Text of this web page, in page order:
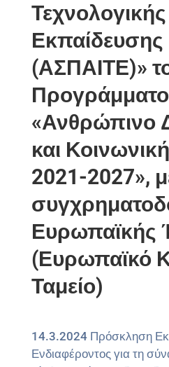
Τεχνολογικής
Εκπαίδευσης
(ΑΣΠΑΙΤΕ)»
«Ανθρώπινο
και
2021-2027»,
Ευρωπαϊκής
(Ευρωπαϊκό
Ταμείο)
14.3.2024 Πρόσκληση
Ενδιαφέροντος για τη